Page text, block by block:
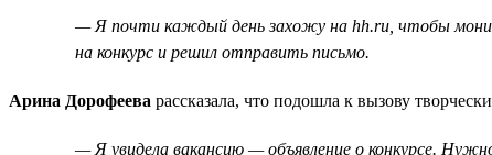
— Я почти каждый день захожу на hh.ru, чтобы
на конкурс и решил отправить письмо.
Арина Дорофеева рассказала, что подошла к вызову
— Я увидела вакансию — объявление о конкурсе.